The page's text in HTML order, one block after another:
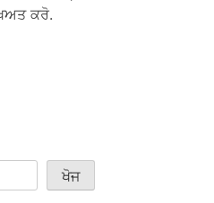
ਕਰੋ.
ਖੋਜ